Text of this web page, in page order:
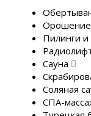
Орошение
Пилинги и
Сауна
Соляная
СПА-